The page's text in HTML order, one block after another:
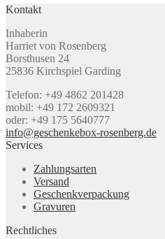
Kontakt
Inhaberin
Harriet von Rosenberg
Borsthusen 24
25836 Kirchspiel Garding
Telefon: +49 4862 201428
mobil: +49 172 2609321
oder: +49 175 5640777
info@geschenkebox-rosenberg.de
Services
Zahlungsarten
Versand
Geschenkverpackung
Gravuren
Rechtliches